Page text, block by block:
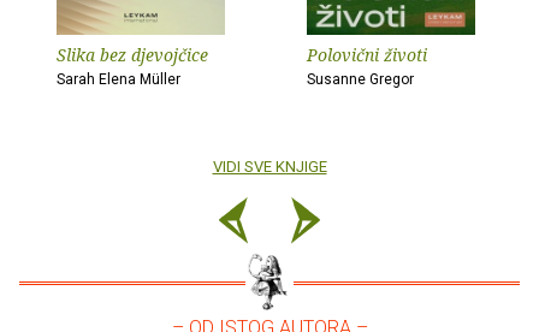
Slika bez djevojčice
Sarah Elena Müller
Polovični životi
Susanne Gregor
VIDI SVE KNJIGE